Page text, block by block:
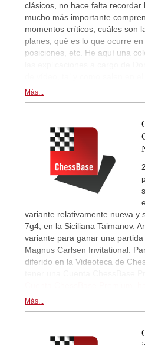
clásicos, no hace falta recordar
mucho más importante
momentos críticos, cuáles son
planes, qué es lo que ocurre
posiciones, etc. He aquí una
Más...
variante relativamente nueva y
7g4, en la Siciliana Taimanov.
variante para ganar una
Magnus Carlsen Invitational.
diferido en la Videoteca de
Más...